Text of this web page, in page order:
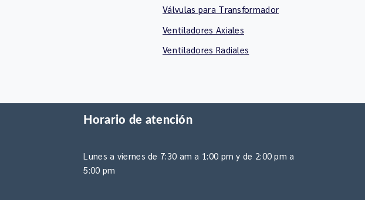
Válvulas para Transformador
Ventiladores Axiales
Ventiladores Radiales
Horario de atención
Lunes a viernes de 7:30 am a 1:00 pm y de 2:00 pm a
5:00 pm